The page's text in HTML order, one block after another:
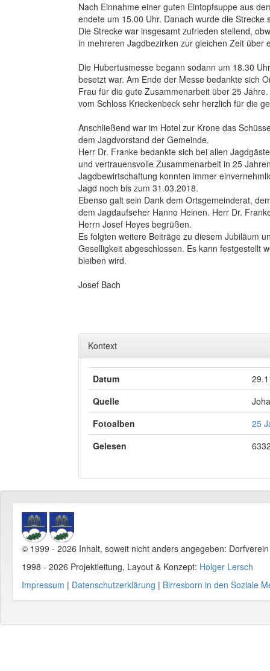
Nach Einnahme einer guten Eintopfsuppe aus
endete um 15.00 Uhr. Danach wurde die
Die Strecke war insgesamt zufrieden stellend,
in mehreren Jagdbezirken zur gleichen Zeit
Die Hubertusmesse begann sodann um 18.30
besetzt war. Am Ende der Messe bedankte sich
Frau für die gute Zusammenarbeit über 25
vom Schloss Krieckenbeck sehr herzlich für die
Anschließend war im Hotel zur Krone das
dem Jagdvorstand der Gemeinde.
Herr Dr. Franke bedankte sich bei allen
und vertrauensvolle Zusammenarbeit in 25
Jagdbewirtschaftung konnten immer
Jagd noch bis zum 31.03.2018.
Ebenso galt sein Dank dem Ortsgemeinderat,
dem Jagdaufseher Hanno Heinen. Herr Dr.
Herrn Josef Heyes begrüßen.
Es folgten weitere Beiträge zu diesem Jubiläum
Geselligkeit abgeschlossen. Es kann festgestellt
bleiben wird.
Josef Bach
Kontext
Datum
Quelle
Fotoalben
25
Gelesen
© 1999 - 2026 Inhalt, soweit nicht anders angegeben:
1998 - 2026 Projektleitung, Layout & Konzept: Holger Lersch
Impressum | Datenschutzerklärung | Birresborn in den Soziale